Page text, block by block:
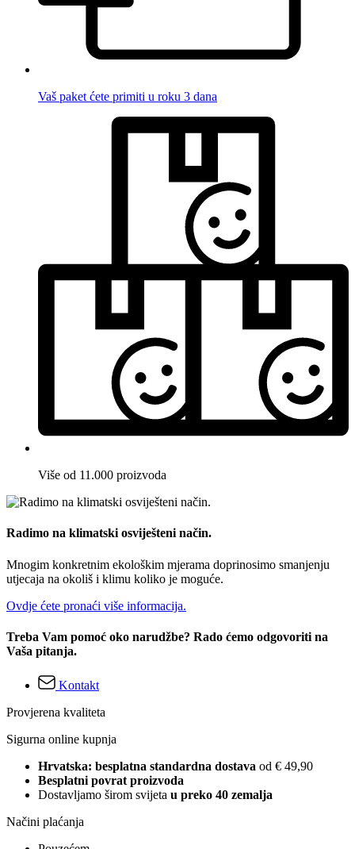
Vaš paket ćete primiti u roku 3 dana
Više od 11.000 proizvoda
Radimo na klimatski osviješteni način.
Mnogim konkretnim ekološkim mjerama doprinosimo smanjenju
utjecaja na okoliš i klimu koliko je moguće.
Ovdje ćete pronaći više informacija.
Treba Vam pomoć oko narudžbe? Rado ćemo odgovoriti na
Vaša pitanja.
Kontakt
Provjerena kvaliteta
Sigurna online kupnja
Hrvatska: besplatna standardna dostava od € 49,90
Besplatni povrat proizvoda
Dostavljamo širom svijeta u preko 40 zemalja
Načini plaćanja